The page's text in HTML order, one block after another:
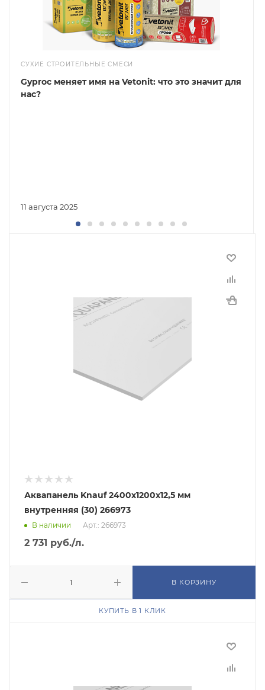
СУХИЕ СТРОИТЕЛЬНЫЕ СМЕСИ
11 августа 2025
Gyproc меняет имя на Vetonit: что это значит для
нас?
Аквапанель Knauf 2400х1200х12,5 мм
внутренняя (30) 266973
В наличии Арт.: 266973
2 731 руб./л.
В КОРЗИНУ
КУПИТЬ В 1 КЛИК